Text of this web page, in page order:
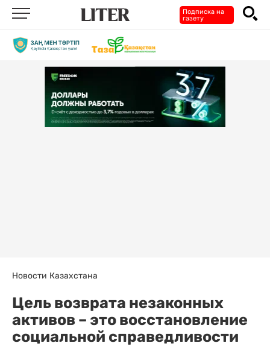
Подписка на
газету
Новости Казахстана
Цель возврата незаконных
активов – это восстановление
социальной справедливости